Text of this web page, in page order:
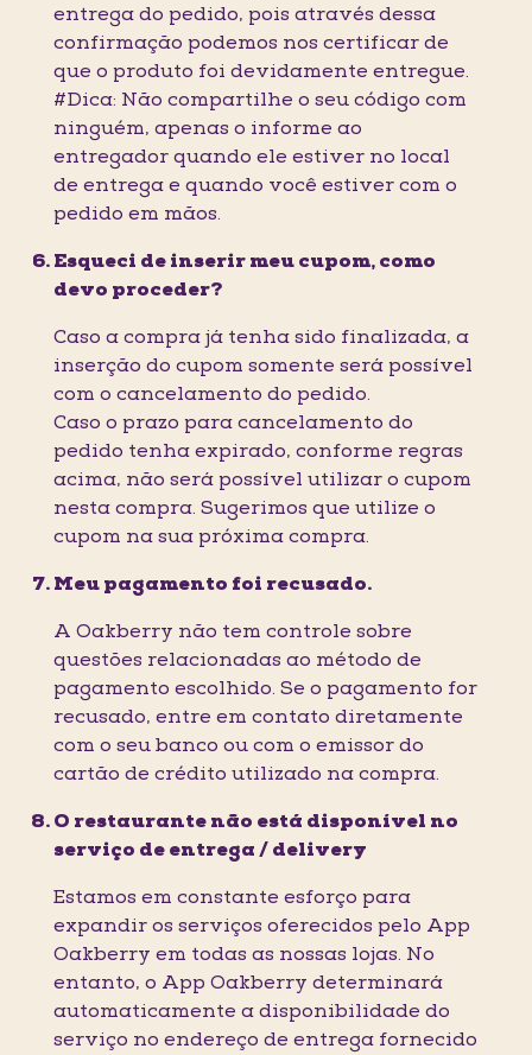
entrega do pedido, pois através dessa
confirmação podemos nos certificar de
que o produto foi devidamente entregue.
#Dica: Não compartilhe o seu código com
ninguém, apenas o informe ao
entregador quando ele estiver no local
de entrega e quando você estiver com o
pedido em mãos.
Esqueci de inserir meu cupom, como
devo proceder?
Caso a compra já tenha sido finalizada, a
inserção do cupom somente será possível
com o cancelamento do pedido.
Caso o prazo para cancelamento do
pedido tenha expirado, conforme regras
acima, não será possível utilizar o cupom
nesta compra. Sugerimos que utilize o
cupom na sua próxima compra.
Meu pagamento foi recusado.
A Oakberry não tem controle sobre
questões relacionadas ao método de
pagamento escolhido. Se o pagamento for
recusado, entre em contato diretamente
com o seu banco ou com o emissor do
cartão de crédito utilizado na compra.
O restaurante não está disponível no
serviço de entrega / delivery
Estamos em constante esforço para
expandir os serviços oferecidos pelo App
Oakberry em todas as nossas lojas. No
entanto, o App Oakberry determinará
automaticamente a disponibilidade do
serviço no endereço de entrega fornecido